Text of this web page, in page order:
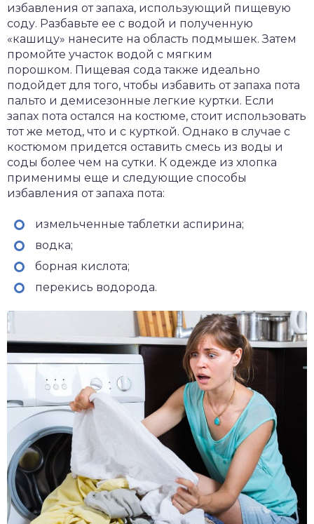
избавления от запаха, использующий пищевую
соду. Разбавьте ее с водой и полученную
«кашицу» нанесите на область подмышек. Затем
промойте участок водой с мягким
порошком. Пищевая сода также идеально
подойдет для того, чтобы избавить от запаха пота
пальто и демисезонные легкие куртки. Если
запах пота остался на костюме, стоит использовать
тот же метод, что и с курткой. Однако в случае с
костюмом придется оставить смесь из воды и
соды более чем на сутки. К одежде из хлопка
применимы еще и следующие способы
избавления от запаха пота:
измельченные таблетки аспирина;
водка;
борная кислота;
перекись водорода.